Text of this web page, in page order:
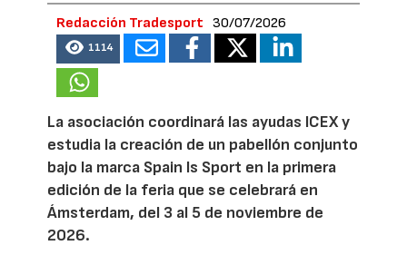
Redacción Tradesport 30/07/2026
1114
La asociación coordinará las ayudas ICEX y
estudia la creación de un pabellón conjunto
bajo la marca Spain Is Sport en la primera
edición de la feria que se celebrará en
Ámsterdam, del 3 al 5 de noviembre de
2026.